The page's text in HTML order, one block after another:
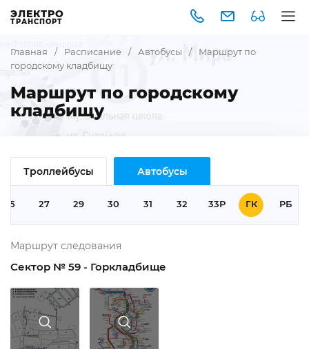
ЭЛЕКТРО
ТРАНСПОРТ
Главная / Расписание / Автобусы /
Маршрут по
городскому кладбищу
Маршрут по городскому
кладбищу
Троллейбусы Автобусы
25 27 29 30 31 32 33Р ГК РБ
Маршрут следования
Сектор № 59 - Горкладбище